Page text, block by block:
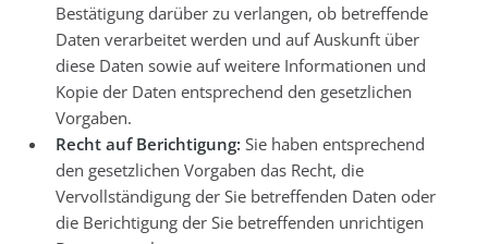
Bestätigung darüber zu verlangen, ob betreffende
Daten verarbeitet werden und auf Auskunft über
diese Daten sowie auf weitere Informationen und
Kopie der Daten entsprechend den gesetzlichen
Vorgaben.
Recht auf Berichtigung: Sie haben entsprechend
den gesetzlichen Vorgaben das Recht, die
Vervollständigung der Sie betreffenden Daten oder
die Berichtigung der Sie betreffenden unrichtigen